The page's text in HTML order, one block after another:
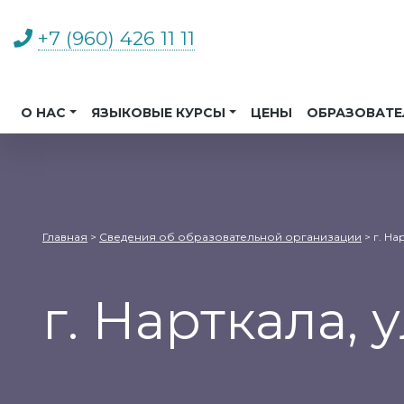
+7 (960) 426 11 11
О НАС ЯЗЫКОВЫЕ КУРСЫ ЦЕНЫ
Главная > Сведения об образовательной организации > г.
г. Нарткала,